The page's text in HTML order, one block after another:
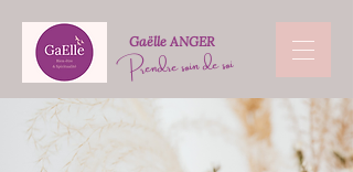
Gaëlle ANGER
Prendre soin de soi